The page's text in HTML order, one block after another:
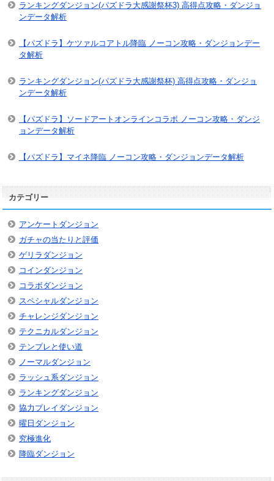
ランキングダンジョン(パズドラ大感謝祭杯3) 高得点攻略・ダンジョ
ンデータ解析
【パズドラ】ケツァルコアトル降臨 ノーコン攻略・ダンジョンデー
タ解析
ランキングダンジョン(パズドラ大感謝祭杯) 高得点攻略・ダンジョ
ンデータ解析
【パズドラ】ソードアートオンラインコラボ ノーコン攻略・ダンジ
ョンデータ解析
【パズドラ】マイネ降臨 ノーコン攻略・ダンジョンデータ解析
カテゴリー
アンケートダンジョン
ガチャの当たりと評価
ゲリラダンジョン
コインダンジョン
コラボダンジョン
スペシャルダンジョン
チャレンジダンジョン
テクニカルダンジョン
テンプレと使い道
ノーマルダンジョン
ラッシュ系ダンジョン
ランキングダンジョン
協力プレイダンジョン
曜日ダンジョン
究極進化
降臨ダンジョン